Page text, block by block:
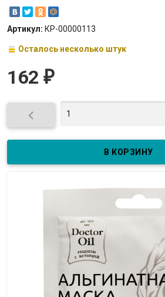
Артикул: КР-00000113
Осталось несколько штук
162 ₽
